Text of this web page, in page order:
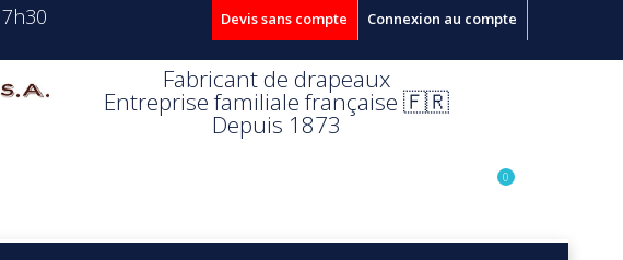
Connexion au compte
Devis sans compte
Fabricant de drapeaux
Entreprise familiale française 🇫🇷
Depuis 1873
0